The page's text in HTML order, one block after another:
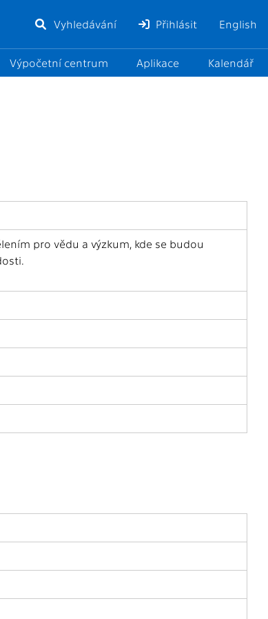
Vyhledávání Přihlásit English
Výpočetní centrum Aplikace Kalendář
pro vědu a výzkum, kde se budou